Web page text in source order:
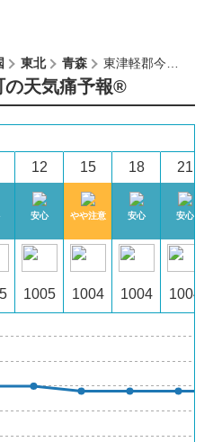
東北 青森 東津軽郡今別町
の天気痛予報®︎
12
安心
1005
15
やや注意
1004
18
安心
1004
21
安心
1004